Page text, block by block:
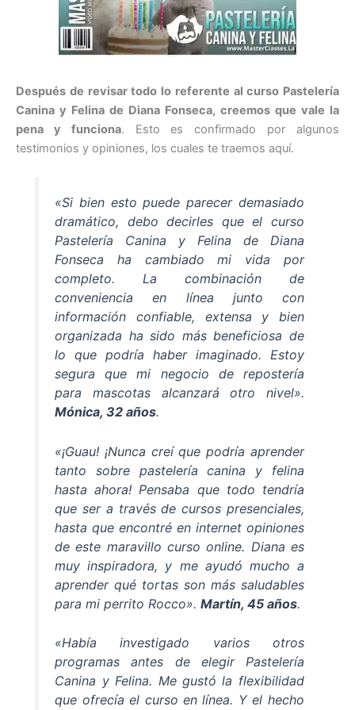
Después de revisar todo lo referente al curso Pastelería
Canina y Felina de Diana Fonseca, creemos que vale la
pena y funciona. Esto es confirmado por algunos
testimonios y opiniones, los cuales te traemos aquí.
«Si bien esto puede parecer demasiado
dramático, debo decirles que el curso
Pastelería Canina y Felina de Diana
Fonseca ha cambiado mi vida por
completo. La combinación de
conveniencia en línea junto con
información confiable, extensa y bien
organizada ha sido más beneficiosa de
lo que podría haber imaginado. Estoy
segura que mi negocio de repostería
para mascotas alcanzará otro nivel».
Mónica, 32 años.
«¡Guau! ¡Nunca creí que podría aprender
tanto sobre pastelería canina y felina
hasta ahora! Pensaba que todo tendría
que ser a través de cursos presenciales,
hasta que encontré en internet opiniones
de este maravillo curso online. Diana es
muy inspiradora, y me ayudó mucho a
aprender qué tortas son más saludables
para mi perrito Rocco».Martín, 45 años.
«Había investigado varios otros
programas antes de elegir Pastelería
Canina y Felina. Me gustó la flexibilidad
que ofrecía el curso en línea. Y el hecho